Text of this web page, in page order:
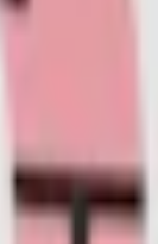
smak, utan att
du också e-
på den